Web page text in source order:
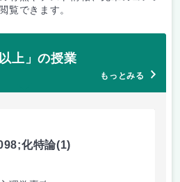
覧できます。
上」の授業
もっとみる
化特論(1)